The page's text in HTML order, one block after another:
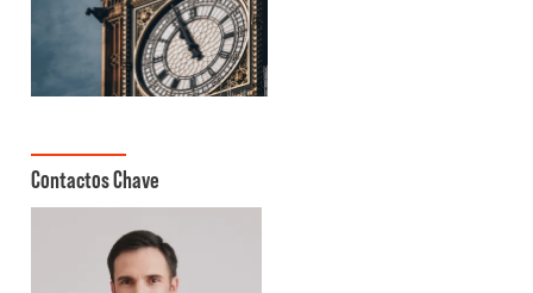
Contactos Chave